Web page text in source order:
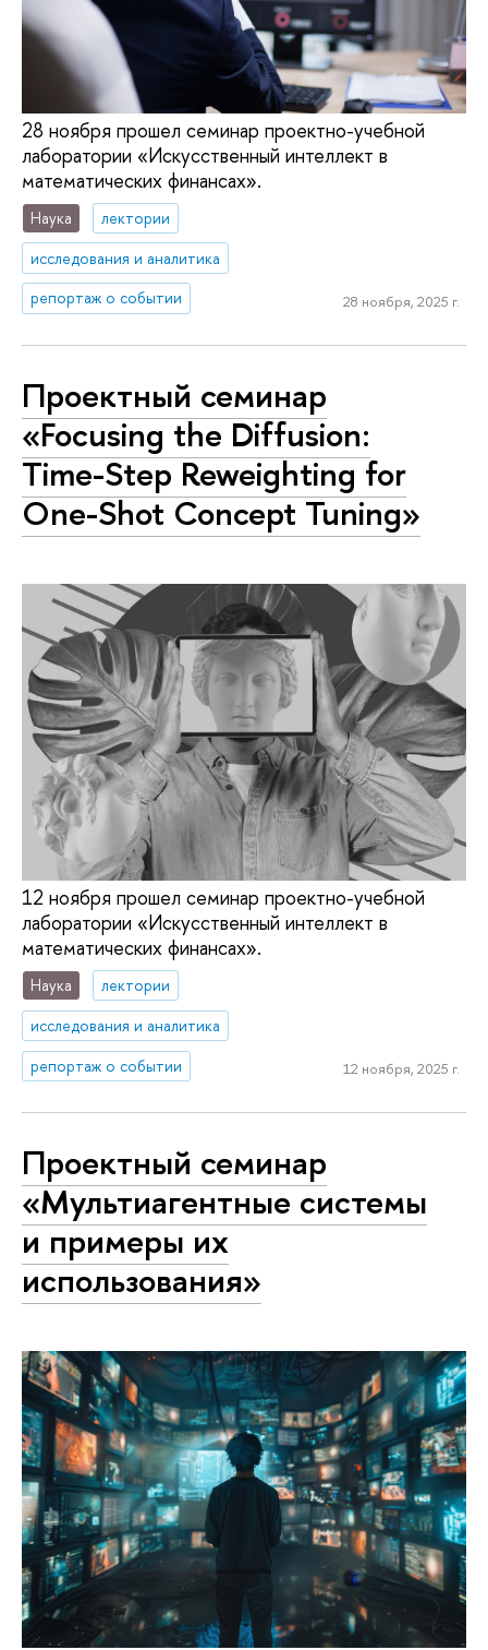
28 ноября прошел семинар проектно-учебной
лаборатории «Искусственный интеллект в
математических финансах».
Наука
лектории
исследования и аналитика
репортаж о событии
28 ноября, 2025 г.
Проектный семинар
«Focusing the Diffusion:
Time-Step Reweighting for
One-Shot Concept Tuning»
12 ноября прошел семинар проектно-учебной
лаборатории «Искусственный интеллект в
математических финансах».
Наука
лектории
исследования и аналитика
репортаж о событии
12 ноября, 2025 г.
Проектный семинар
«Мультиагентные системы
и примеры их
использования»